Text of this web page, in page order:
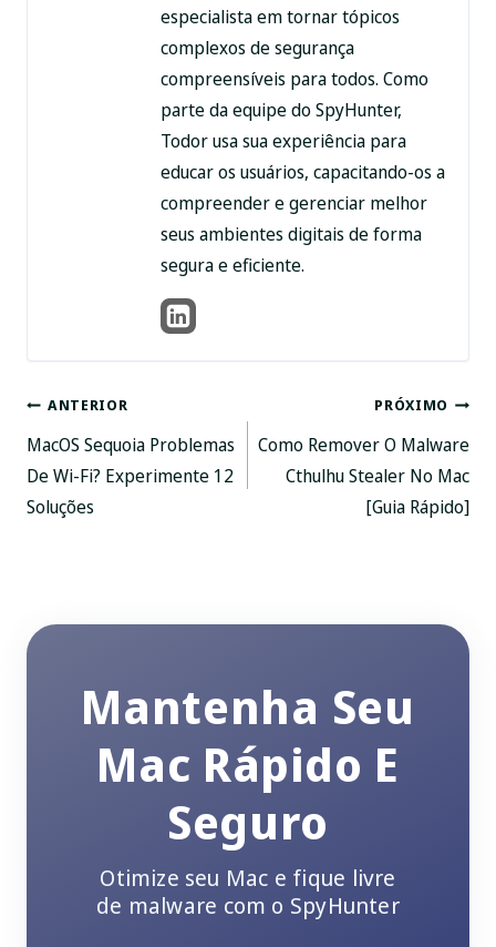
especialista em tornar tópicos
complexos de segurança
compreensíveis para todos. Como
parte da equipe do SpyHunter,
Todor usa sua experiência para
educar os usuários, capacitando-os a
compreender e gerenciar melhor
seus ambientes digitais de forma
segura e eficiente.
Pós-
navegação
ANTERIOR
MacOS Sequoia Problemas
De Wi-Fi? Experimente 12
Soluções
PRÓXIMO
Como Remover O Malware
Cthulhu Stealer No Mac
[Guia Rápido]
Mantenha Seu
Mac Rápido E
Seguro
Otimize seu Mac e fique livre
de malware com o SpyHunter